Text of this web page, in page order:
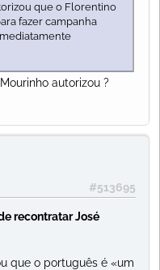
que o Florentino
fazer campanha
autorizou ?
#513695
recontratar José
que o português é «um